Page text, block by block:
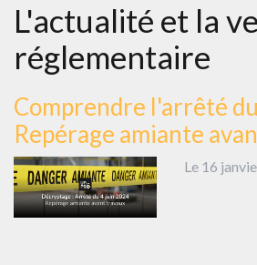
L'actualité et la
réglementaire
Comprendre l'arrêté
Repérage amiante
Le 16